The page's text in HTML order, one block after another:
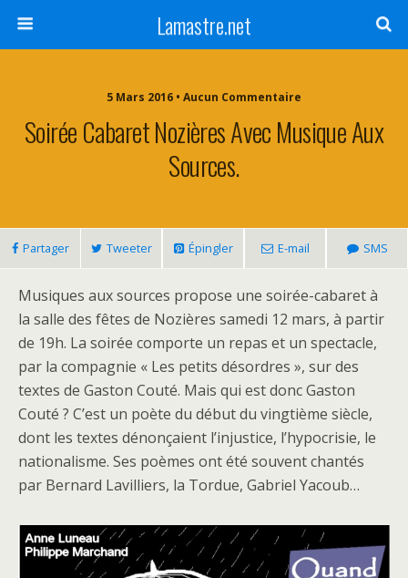
Lamastre.net
5 Mars 2016 • Aucun Commentaire
Soirée Cabaret Nozières Avec Musique Aux
Sources.
Partager Tweeter Épingler E-mail SMS
Musiques aux sources propose une soirée-cabaret à
la salle des fêtes de Nozières samedi 12 mars, à partir
de 19h. La soirée comporte un repas et un spectacle,
par la compagnie « Les petits désordres », sur des
textes de Gaston Couté. Mais qui est donc Gaston
Couté ? C’est un poète du début du vingtième siècle,
dont les textes dénonçaient l’injustice, l’hypocrisie, le
nationalisme. Ses poèmes ont été souvent chantés
par Bernard Lavilliers, la Tordue, Gabriel Yacoub…